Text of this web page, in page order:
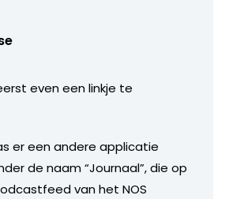
even een linkje te
er een andere applicatie
de naam “Journaal”, die op
van het NOS